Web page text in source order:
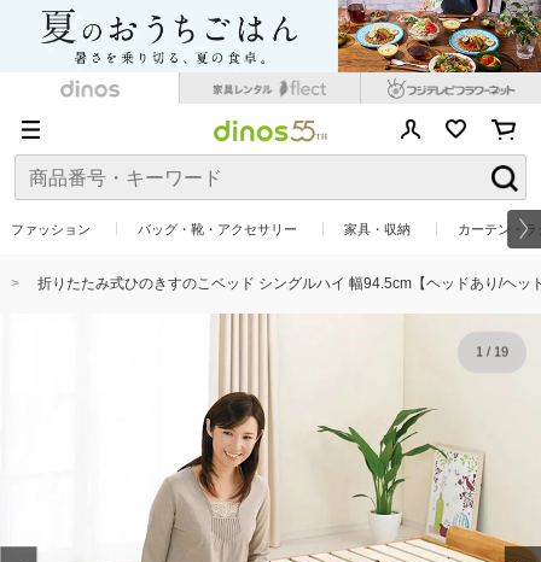
ファッション バッグ・靴・アクセサリー 家具・収納 カーテン・
折りたたみ式ひのきすのこベッド シングルハイ 幅94.5cm【ヘッドあり/ヘッ
1/ 19